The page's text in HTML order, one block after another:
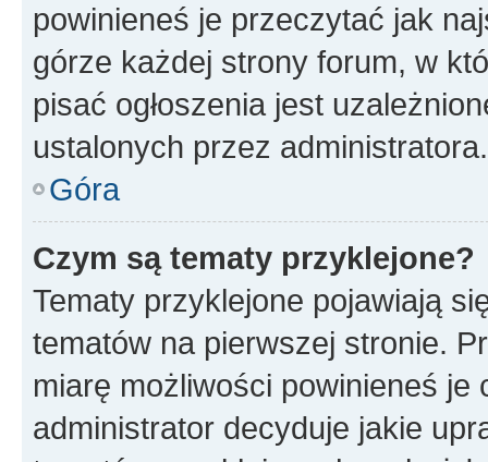
powinieneś je przeczytać jak
górze każdej strony forum, w
pisać ogłoszenia jest
ustalonych przez administratora.
Góra
Czym są tematy przyklejone?
Tematy przyklejone pojawiają
tematów na pierwszej stronie.
miarę możliwości powinieneś je
administrator decyduje jakie